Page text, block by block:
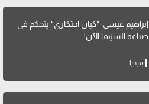
إبراهيم عيسى: "كيان احتكاري" يتحكم في
صناعة السينما الآن!
ميديا